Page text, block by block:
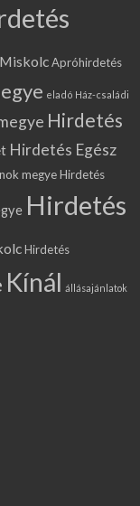
Apróhirdetés
eladó Ház-családi
Hirdetés
Hirdetés Egész
megyeHirdetés
Hirdetés
Hirdetés
Kínál állásajánlatok